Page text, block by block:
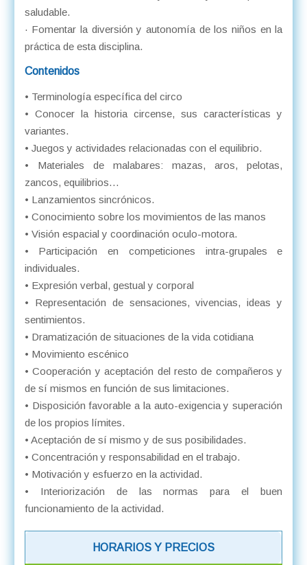
saludable.
· Fomentar la diversión y autonomía de los niños en la
práctica de esta disciplina.
Contenidos
• Terminología específica del circo
• Conocer la historia circense, sus características y
variantes.
• Juegos y actividades relacionadas con el equilibrio.
• Materiales de malabares: mazas, aros, pelotas,
zancos, equilibrios…
• Lanzamientos sincrónicos.
• Conocimiento sobre los movimientos de las manos
• Visión espacial y coordinación oculo-motora.
• Participación en competiciones intra-grupales e
individuales.
• Expresión verbal, gestual y corporal
• Representación de sensaciones, vivencias, ideas y
sentimientos.
• Dramatización de situaciones de la vida cotidiana
• Movimiento escénico
• Cooperación y aceptación del resto de compañeros y
de sí mismos en función de sus limitaciones.
• Disposición favorable a la auto-exigencia y superación
de los propios límites.
• Aceptación de sí mismo y de sus posibilidades.
• Concentración y responsabilidad en el trabajo.
• Motivación y esfuerzo en la actividad.
• Interiorización de las normas para el buen
funcionamiento de la actividad.
HORARIOS Y PRECIOS